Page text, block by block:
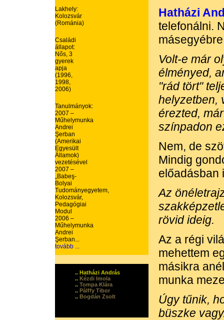
Lakhely:
Kolozsvár
(Románia)
Családi
állapot:
Nős, 3
gyerek
apja
(1996,
1998,
2006)
Tanulmányok:
2007 –
Műhelymunka
Andrei
Şerban
(Amerikai
Egyesült
Államok)
vezetésével
2007 –
„Babeş-
Bolyai
Tudományegyetem,
Kolozsvár,
Pedagógiai
Modul
2006 –
Műhelymunka
Andrei
Şerban...
tovább ...
.. Hatházi András
.. Kézdi Imola
.. Tompa Klára
.. Pálffy Tibor
.. Bogdán Zsolt
Hatházi
telefonálni.
Volt-e már
élményed,
"rád tört"
helyzetben,
érezted,
színpadon
Nem, de
Mindig
Az
rövid ideig.
Az a régi
mehettem
másikra
munka
Úgy tűnik,
büszke